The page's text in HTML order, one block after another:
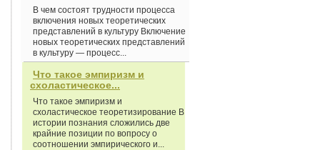
В чем состоят трудности процесса
включения новых теоретических
представлений в культуру Включение
новых теоретических представлений
в культуру — процесс...
Что такое эмпиризм и
схоластическое...
Что такое эмпиризм и
схоластическое теоретизирование В
истории познания сложились две
крайние позиции по вопросу о
соотношении эмпирического и...